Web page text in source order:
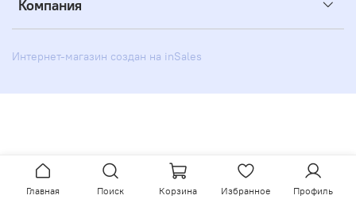
Компания
Интернет-магазин создан на inSales
Главная Поиск Корзина Избранное Профиль